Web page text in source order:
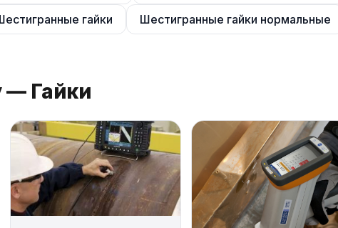
гайки Шестигранные гайки нормальные
— Гайки